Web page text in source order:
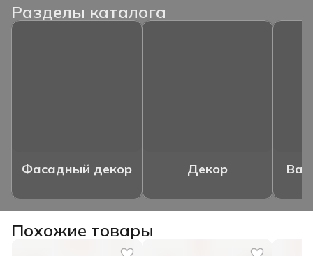
Разделы каталога
Фасадный декор Декор
Похожие товары